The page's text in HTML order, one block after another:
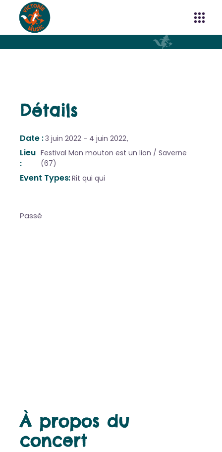
Détails
Date 3 juin 2022 4 juin 2022
Lieu Festival Mon mouton est un lion / Saverne
(67)
Event Types Rit qui qui
Passé
À propos du
concert